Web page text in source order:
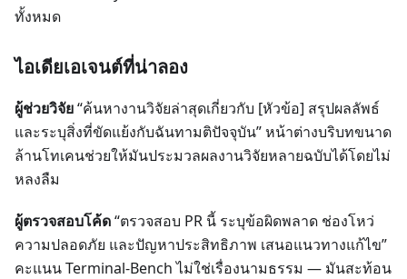
ทั้งหมด
ไอเดียเอเจนต์ที่น่าลอง
ผู้ช่วยวิจัย“ค้นหางานวิจัยล่าสุดเกี่ยวกับ [หัวข้อ] สรุปผลลัพธ์
และระบุสิ่งที่ขัดแย้งกับฉันทามติปัจจุบัน” หน้าต่างบริบทขนาด
ล้านโทเคนช่วยให้มันประมวลผลงานวิจัยหลายฉบับได้โดยไม่
หลงลืม
ผู้ตรวจสอบโค้ด“ตรวจสอบ PR นี้ ระบุข้อผิดพลาด ช่องโหว่
ความปลอดภัย และปัญหาประสิทธิภาพ เสนอแนวทางแก้ไข”
คะแนน Terminal-Bench ไม่ใช่เรื่องนามธรรม — มันสะท้อน